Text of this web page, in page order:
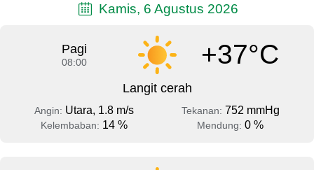
Kamis, 6 Agustus 2026
Pagi
08:00 +37°C
Langit cerah
Angin: Utara, 1.8 m/s Tekanan: 752 mmHg
Kelembaban: 14 % Mendung: 0 %